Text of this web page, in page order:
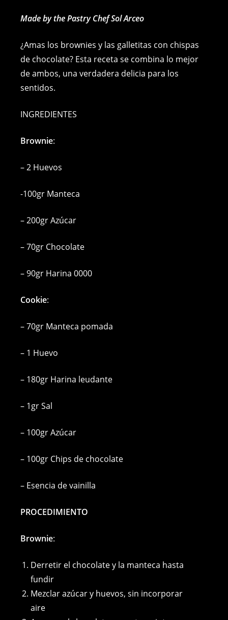
c
e
b
o
ss
e
n
g
er
e
st
p
y
Li
n
l s
A
p
Made by the Pastry Chef Sol Arceo
¿Amas los brownies y las galletitas con chispas
de chocolate? Esta receta se combina lo mejor
de ambos, una verdadera delicia para los
sentidos.
INGREDIENTES
Brownie:
– 2 Huevos
-100gr Manteca
– 200gr Azúcar
– 70gr Chocolate
– 90gr Harina 0000
Cookie:
– 70gr Manteca pomada
– 1 Huevo
– 180gr Harina leudante
– 1gr Sal
– 100gr Azúcar
– 100gr Chips de chocolate
– Esencia de vainilla
PROCEDIMIENTO
Brownie:
Derretir el chocolate y la manteca hasta
fundir
Mezclar azúcar y huevos, sin incorporar
aire